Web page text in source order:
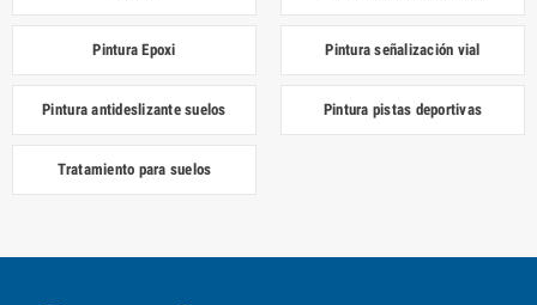
Pintura Epoxi Pintura señalización vial
Pintura antideslizante suelos Pintura pistas deportivas
Tratamiento para suelos